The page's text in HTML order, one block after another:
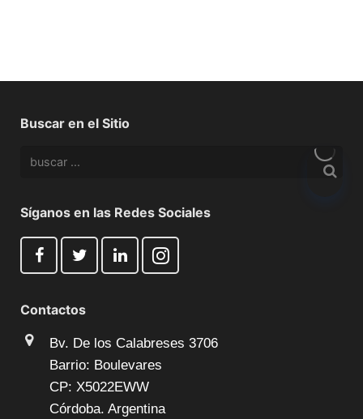
Buscar en el Sitio
Síganos en las Redes Sociales
Contactos
Bv. De los Calabreses 3706
Barrio: Boulevares
CP: X5022EWW
Córdoba. Argentina